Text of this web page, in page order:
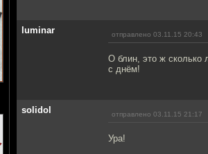
luminar отправлено 03.11.15 20:43
О блин, это ж сколько
с днём!
solidol отправлено 03.11.15 21:17
Ура!